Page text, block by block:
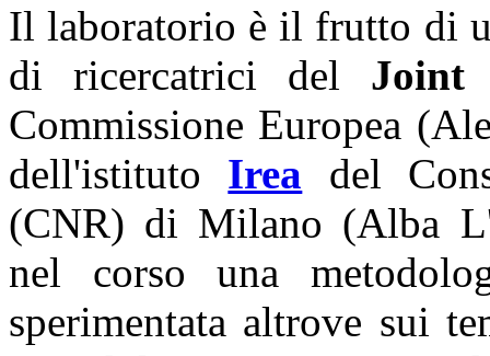
Il laboratorio è il frutto di
di ricercatrici del Joint
Commissione Europea
dell'istituto Irea del
(CNR) di Milano (Alba
nel corso una
sperimentata altrove sui